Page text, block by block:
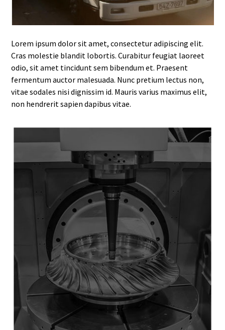
Lorem ipsum dolor sit amet, consectetur adipiscing elit.
Cras molestie blandit lobortis. Curabitur feugiat laoreet
odio, sit amet tincidunt sem bibendum et. Praesent
fermentum auctor malesuada. Nunc pretium lectus non,
vitae sodales nisi dignissim id. Mauris varius maximus elit,
non hendrerit sapien dapibus vitae.